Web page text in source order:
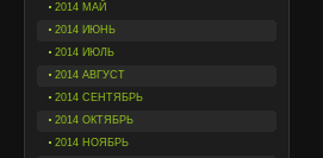
2014 МАЙ
2014 ИЮНЬ
2014 ИЮЛЬ
2014 АВГУСТ
2014 СЕНТЯБРЬ
2014 ОКТЯБРЬ
2014 НОЯБРЬ